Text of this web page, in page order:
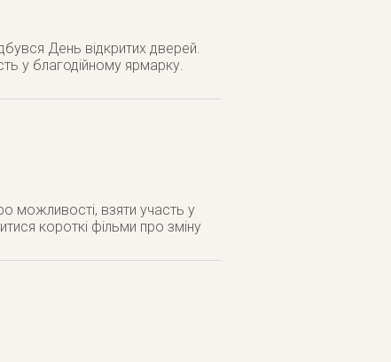
День відкритих дверей.
у благодійному ярмарку.
можливості, взяти участь у
короткі фільми про зміну